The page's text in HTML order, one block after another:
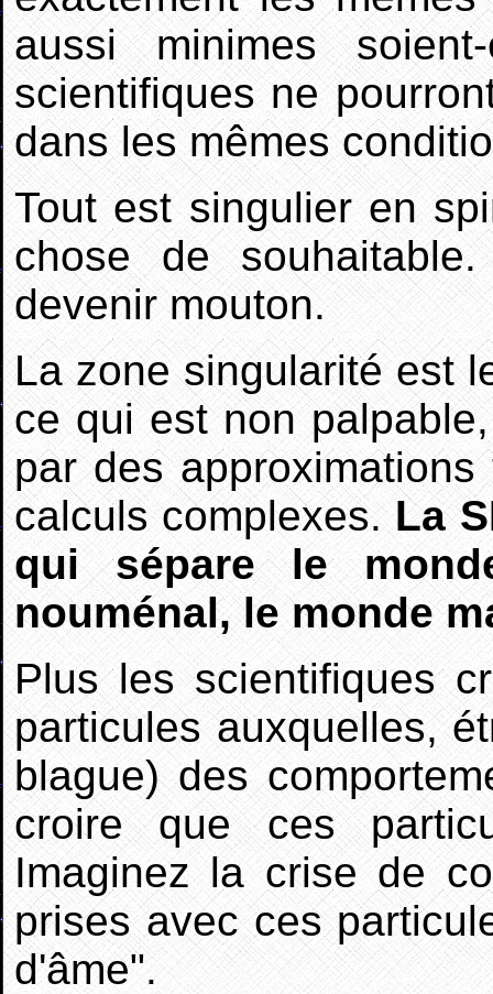
aussi minimes
scientifiques ne
dans les mêmes
Tout est singulier en
chose de
devenir mouton.
La zone singularité est
ce qui est non
par des
calculs complexes. La
qui sépare le
nouménal, le monde
Plus les scientifiques
particules auxquelles,
blague) des
croire que ces
Imaginez la crise de
prises avec ces
d'âme".